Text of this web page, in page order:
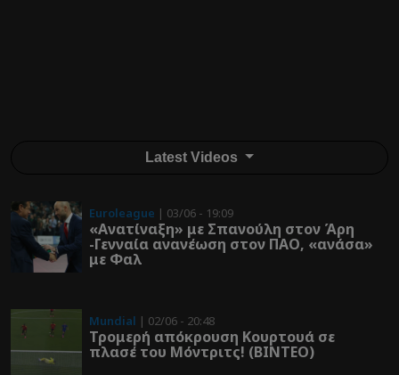
Latest Videos
Euroleague | 03/06 - 19:09
«Ανατίναξη» με Σπανούλη στον Άρη
-Γενναία ανανέωση στον ΠΑΟ, «ανάσα»
με Φαλ
Mundial | 02/06 - 20:48
Τρομερή απόκρουση Κουρτουά σε
πλασέ του Μόντριτς! (ΒΙΝΤΕΟ)